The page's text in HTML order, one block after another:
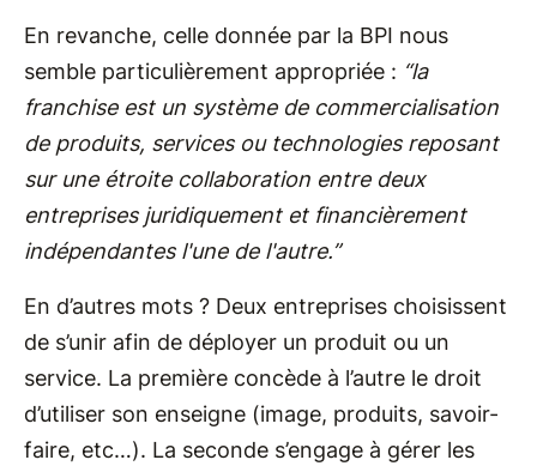
En revanche, celle donnée par la BPI nous
semble particulièrement appropriée : “la
franchise est un système de commercialisation
de produits, services ou technologies reposant
sur une étroite collaboration entre deux
entreprises juridiquement et financièrement
indépendantes l'une de l'autre.”
En d’autres mots ? Deux entreprises choisissent
de s’unir afin de déployer un produit ou un
service. La première concède à l’autre le droit
d’utiliser son enseigne (image, produits, savoir-
faire, etc…). La seconde s’engage à gérer les